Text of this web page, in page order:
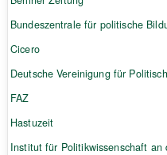
Bundeszentrale für politische
Cicero
Deutsche Vereinigung für
FAZ
Hastuzeit
Institut für Politikwissenschaft an